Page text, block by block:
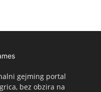
gejming portal
bez obzira na